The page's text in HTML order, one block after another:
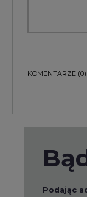
KOMENTARZE (0)
Podając